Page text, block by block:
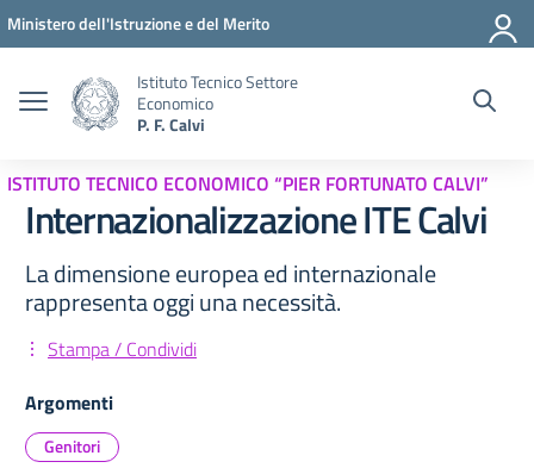
Vai ai contenuti
Vai al menu di navigazione
Vai al footer
Ministero dell'Istruzione e del Merito
Istituto Tecnico Settore
Economico
P. F. Calvi
ISTITUTO TECNICO ECONOMICO “PIER FORTUNATO CALVI”
Internazionalizzazione ITE Calvi
La dimensione europea ed internazionale
rappresenta oggi una necessità.
Stampa / Condividi
Argomenti
Genitori